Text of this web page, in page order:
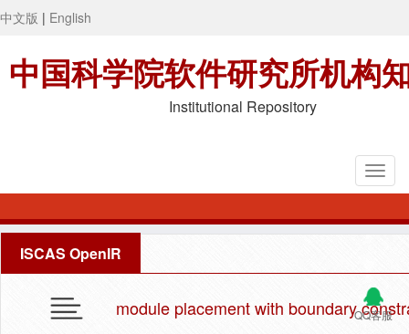
中文版 | English
中国科学院软件研究所机构
Institutional Repository
ISCAS OpenIR
QQ客服
module placement with boundary